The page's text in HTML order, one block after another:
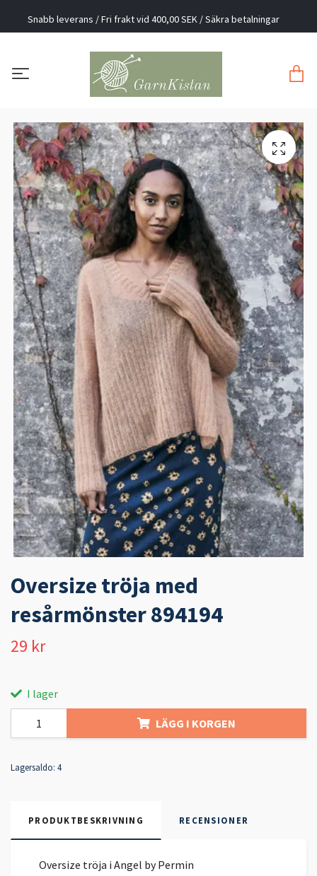
Snabb leverans / Fri frakt vid 400,00 SEK / Säkra betalningar
Oversize tröja med
resårmönster 894194
29 kr
I lager
LÄGG I KORGEN
Lagersaldo: 4
PRODUKTBESKRIVNING RECENSIONER
Oversize tröja i Angel by Permin